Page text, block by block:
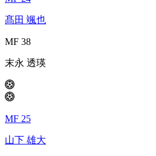
髙田 颯也
MF 38
末永 透瑛
MF 25
山下 雄大